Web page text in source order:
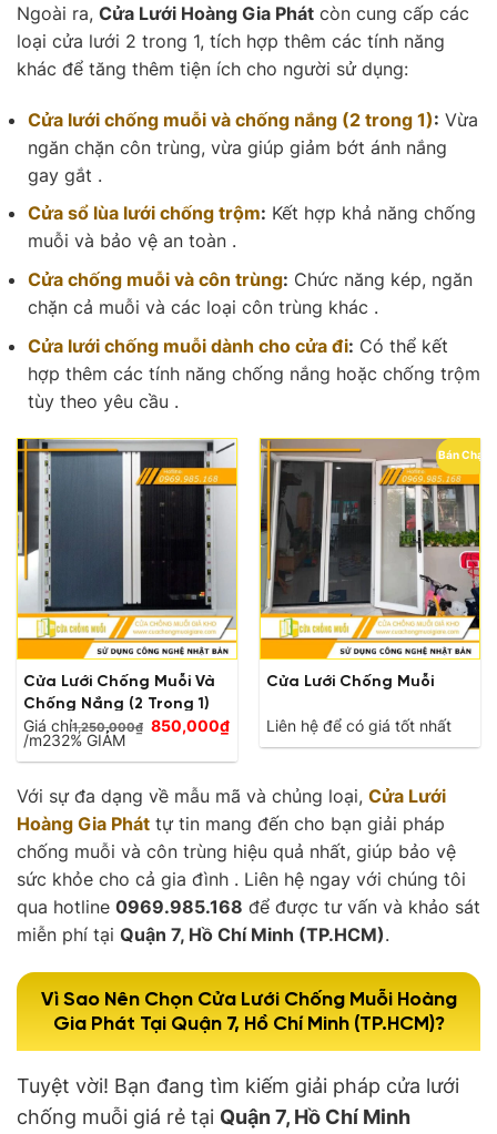
Ngoài ra, Cửa Lưới Hoàng Gia Phát còn cung cấp các
loại cửa lưới 2 trong 1, tích hợp thêm các tính năng
khác để tăng thêm tiện ích cho người sử dụng:
Cửa lưới chống muỗi và chống nắng (2 trong 1): Vừa
ngăn chặn côn trùng, vừa giúp giảm bớt ánh nắng
gay gắt .
Cửa sổ lùa lưới chống trộm: Kết hợp khả năng chống
muỗi và bảo vệ an toàn .
Cửa chống muỗi và côn trùng: Chức năng kép, ngăn
chặn cả muỗi và các loại côn trùng khác .
Cửa lưới chống muỗi dành cho cửa đi: Có thể kết
hợp thêm các tính năng chống nắng hoặc chống trộm
tùy theo yêu cầu .
Cửa Lưới Chống Muỗi Và
Chống Nắng (2 Trong 1)
Giá chỉ1,250,000₫ Giá
1,250,000₫.
850,000₫
Giá
hiện
tại
850,000₫.
/m232% GIẢM
Bán Chạy
Cửa Lưới Chống Muỗi
Liên hệ để có giá tốt nhất
Với sự đa dạng về mẫu mã và chủng loại, Cửa Lưới
Hoàng Gia Phát tự tin mang đến cho bạn giải pháp
chống muỗi và côn trùng hiệu quả nhất, giúp bảo vệ
sức khỏe cho cả gia đình . Liên hệ ngay với chúng tôi
qua hotline 0969.985.168 để được tư vấn và khảo sát
miễn phí tại Quận 7, Hồ Chí Minh (TP.HCM).
Vì Sao Nên Chọn Cửa Lưới Chống Muỗi Hoàng
Gia Phát Tại Quận 7, Hồ Chí Minh (TP.HCM)?
Tuyệt vời! Bạn đang tìm kiếm giải pháp cửa lưới
chống muỗi giá rẻ tại Quận 7, Hồ Chí Minh